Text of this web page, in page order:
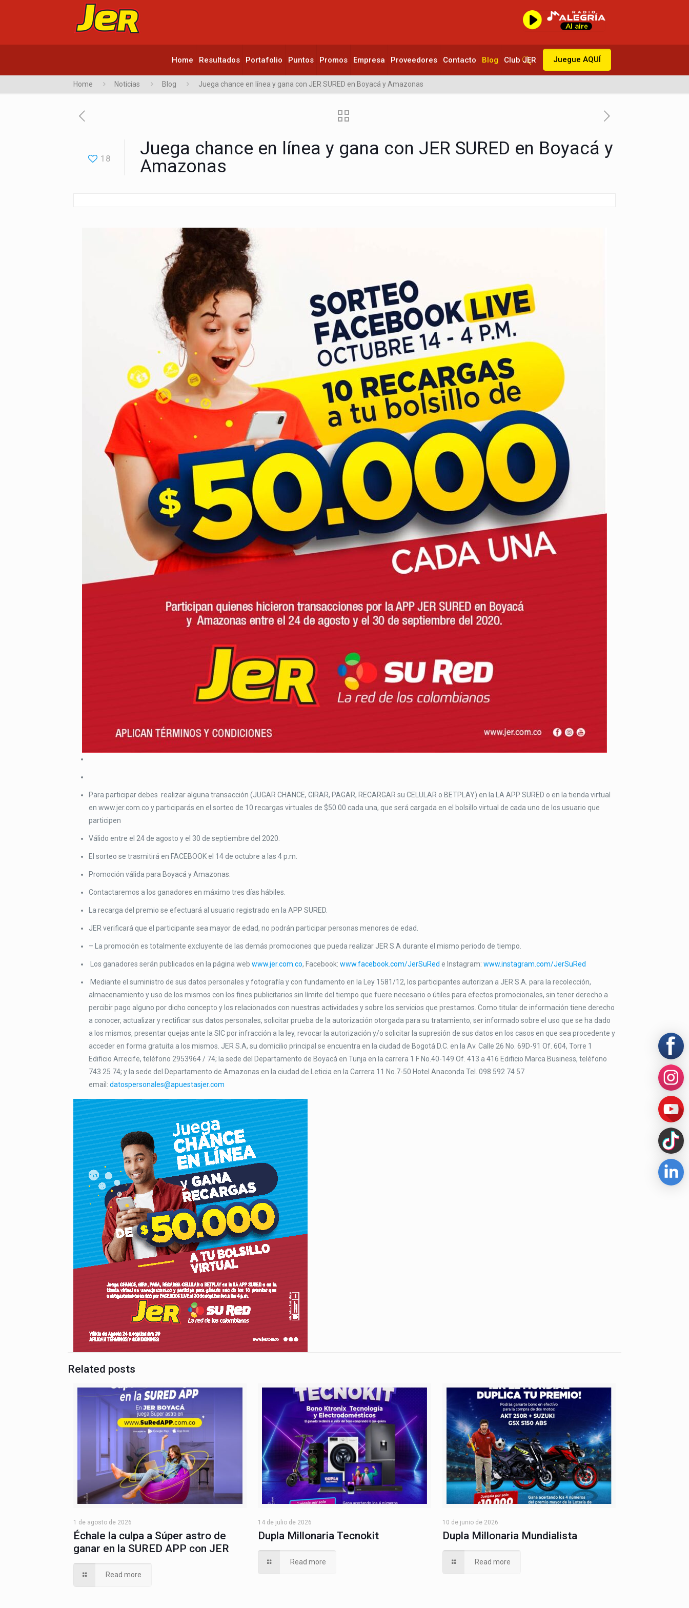
Home Resultados Portafolio Puntos Promos Empresa Proveedores Contacto Blog Club JER Juegue AQUÍ
Home Noticias Blog Juega chance en línea y gana con JER SURED en Boyacá y Amazonas
18
Juega chance en línea y gana con JER SURED en Boyacá y
Amazonas
Para participar debes realizar alguna transacción (JUGAR CHANCE, GIRAR, PAGAR, RECARGAR su CELULAR o BETPLAY) en la LA APP SURED o en la tienda virtual
en www.jer.com.co y participarás en el sorteo de 10 recargas virtuales de $50.00 cada una, que será cargada en el bolsillo virtual de cada uno de los usuario que
participen
Válido entre el 24 de agosto y el 30 de septiembre del 2020.
El sorteo se trasmitirá en FACEBOOK el 14 de octubre a las 4 p.m.
Promoción válida para Boyacá y Amazonas.
Contactaremos a los ganadores en máximo tres días hábiles.
La recarga del premio se efectuará al usuario registrado en la APP SURED.
JER verificará que el participante sea mayor de edad, no podrán participar personas menores de edad.
– La promoción es totalmente excluyente de las demás promociones que pueda realizar JER S.A durante el mismo periodo de tiempo.
Los ganadores serán publicados en la página web www.jer.com.co, Facebook: www.facebook.com/JerSuRed e Instagram: www.instagram.com/JerSuRed
Mediante el suministro de sus datos personales y fotografía y con fundamento en la Ley 1581/12, los participantes autorizan a JER S.A. para la recolección,
almacenamiento y uso de los mismos con los fines publicitarios sin límite del tiempo que fuere necesario o útiles para efectos promocionales, sin tener derecho a
percibir pago alguno por dicho concepto y los relacionados con nuestras actividades y sobre los servicios que prestamos. Como titular de información tiene derecho
a conocer, actualizar y rectificar sus datos personales, solicitar prueba de la autorización otorgada para su tratamiento, ser informado sobre el uso que se ha dado
a los mismos, presentar quejas ante la SIC por infracción a la ley, revocar la autorización y/o solicitar la supresión de sus datos en los casos en que sea procedente y
acceder en forma gratuita a los mismos. JER S.A, su domicilio principal se encuentra en la ciudad de Bogotá D.C. en la Av. Calle 26 No. 69D-91 Of. 604, Torre 1
Edificio Arrecife, teléfono 2953964 / 74; la sede del Departamento de Boyacá en Tunja en la carrera 1 F No.40-149 Of. 413 a 416 Edificio Marca Business, teléfono
743 25 74; y la sede del Departamento de Amazonas en la ciudad de Leticia en la Carrera 11 No.7-50 Hotel Anaconda Tel. 098 592 74 57
email: datospersonales@apuestasjer.com
Related posts
1 de agosto de 2026
Échale la culpa a Súper astro de
ganar en la SURED APP con JER
Read more
14 de julio de 2026
Dupla Millonaria Tecnokit
Read more
10 de junio de 2026
Dupla Millonaria Mundialista
Read more